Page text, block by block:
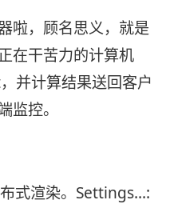
，顾名思义，就是
在干苦力的计算机
并计算结果送回客户
监控。
渲染。Settings...: